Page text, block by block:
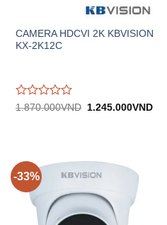
CAMERA HDCVI 2K KBVISION
KX-2K12C
Được
5
1.870.000VND
Giá
1.245.000VNDGiá
-33%